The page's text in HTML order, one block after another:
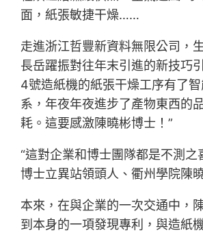
面，紙張敏捷干燥……
走進浙江哲豐新資料無限公司，
長岳躍振對往年末引進的新技巧
4號造紙機的紙張干燥工序有了
系，年夜年夜進步了產物東西的
耗。這要感激陳曉彬博士！”
“這對企業和博士團隊都是不測之
博士立異站領頭人、衢州學院陳
本來，在與企業的一次交通中，
到本身的一項發現專利，與造紙